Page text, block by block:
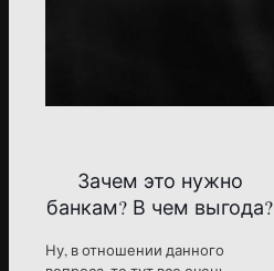
Зачем это нужно
банкам? В чем выгода?
Ну, в отношении данного